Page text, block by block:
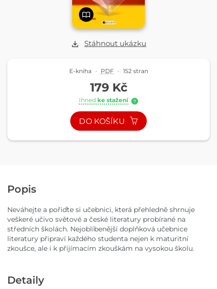
Stáhnout ukázku
E-kniha · PDF · 152 stran
179 Kč
Ihned ke stažení ?
DO KOŠÍKU
Popis
Neváhejte a pořiďte si učebnici, která přehledně shrnuje
veškeré učivo světové a české literatury probírané na
středních školách. Nejoblíbenější doplňková učebnice
literatury připraví každého studenta nejen k maturitní
zkoušce, ale i k přijímacím zkouškám na vysokou školu.
Detaily